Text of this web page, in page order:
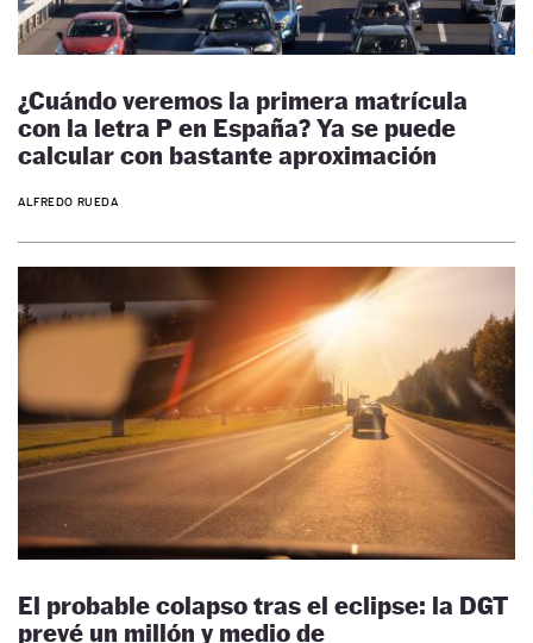
¿Cuándo veremos la primera matrícula
con la letra P en España? Ya se puede
calcular con bastante aproximación
ALFREDO RUEDA
El probable colapso tras el eclipse: la DGT
prevé un millón y medio de